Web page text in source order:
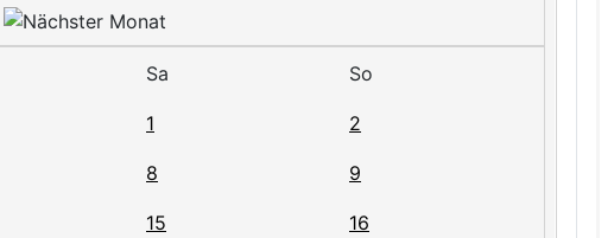
Sa So
1 2
8 9
15 16